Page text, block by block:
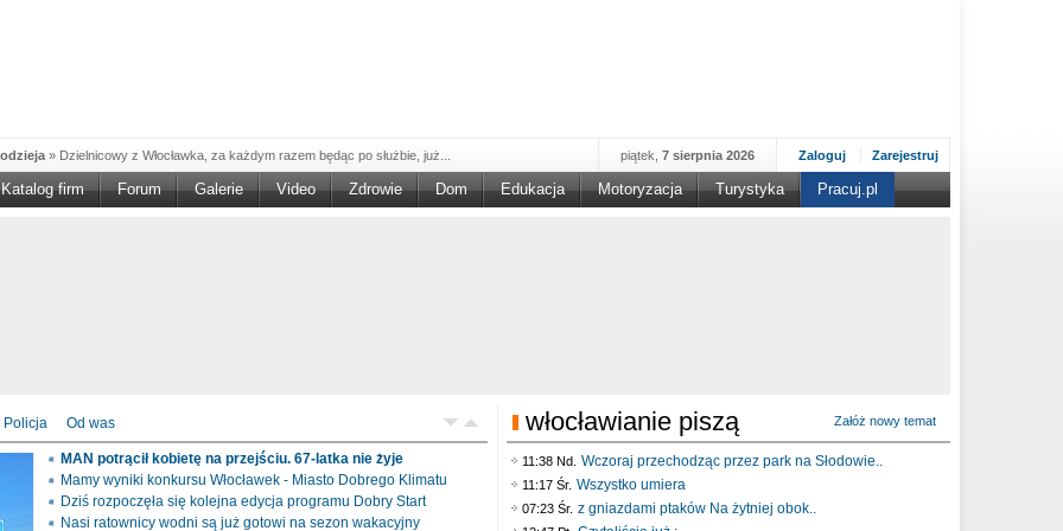
» Dzielnicowy z Włocławka, za każdym razem będąc po służbie, już...
w NGO'»Ruszył nabór w konkursie „Wsparcie Organizacji Wolontariatu w NGO –
» Od czerwca rozpoczął się nowy okres świadczeniowy 800 plus, który
» Policjanci ruchu drogowego przeprowadzili na drogach Włocławka i
Zaloguj Zarejestruj
piątek, 7 sierpnia 2026
Katalog firm Forum Galerie Video Zdrowie Dom Edukacja Motoryzacja Turystyka Pracuj.pl
Policja Od was
MAN potrącił kobietę na przejściu. 67-latka nie żyje
Mamy wyniki konkursu Włocławek - Miasto Dobrego Klimatu
Dziś rozpoczęła się kolejna edycja programu Dobry Start
Nasi ratownicy wodni są już gotowi na sezon wakacyjny
włocławianie piszą Załóż nowy temat
11:38 Nd. Wczoraj przechodząc przez park na Słodowie..
11:17 Śr. Wszystko umiera
07:23 Śr. z gniazdami ptaków Na żytniej obok..